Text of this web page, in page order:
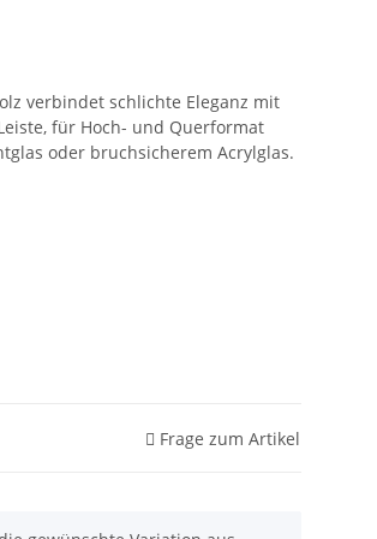
verbindet schlichte Eleganz mit
für Hoch- und Querformat
oder bruchsicherem Acrylglas.
Frage zum Artikel